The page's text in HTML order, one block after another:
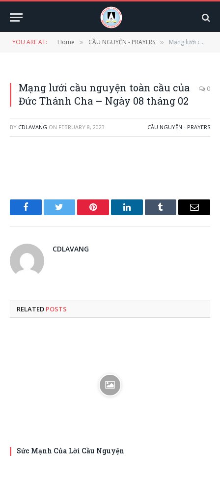
YOU ARE AT: Home » CẦU NGUYỆN - PRAYERS » Mạng lưới cầu nguyện toàn cầu của Đức Thánh Cha – Ngày 08 tháng 02
Mạng lưới cầu nguyện toàn cầu của
Đức Thánh Cha – Ngày 08 tháng 02
0
BY CDLAVANG ON FEBRUARY 8, 2023 CẦU NGUYỆN - PRAYERS
FacebookTwitter Pinterest LinkedInTumblr Email
CDLAVANG
RELATED POSTS
Sức Mạnh Của Lời Cầu Nguyện